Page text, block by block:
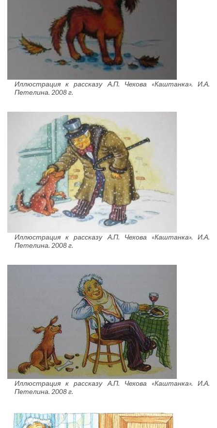
Иллюстрация к рассказу А.П. Чехова «Каштанка». И.А.
Петелина. 2008 г.
Иллюстрация к рассказу А.П. Чехова «Каштанка». И.А.
Петелина. 2008 г.
Иллюстрация к рассказу А.П. Чехова «Каштанка». И.А.
Петелина. 2008 г.